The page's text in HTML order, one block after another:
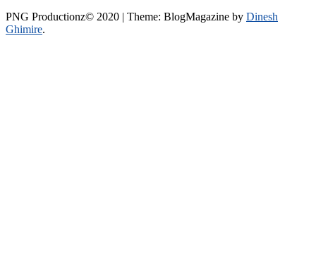
PNG Productionz© 2020 | Theme: BlogMagazine by Dinesh
Ghimire.